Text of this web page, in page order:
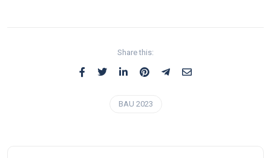
Share this:
BAU 2023